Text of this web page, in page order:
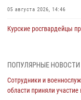
05 августа 2026, 14:46
Курские росгвардейцы
оздоровительных лагерях
05 августа 2026, 09:51
ПОПУЛЯРНЫЕ НОВОСТИ
Сотрудники и
области приняли